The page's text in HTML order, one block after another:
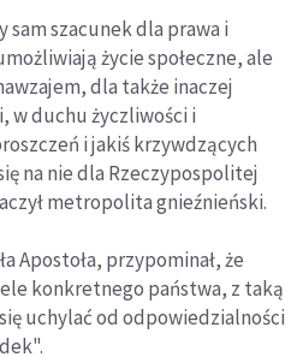
sam szacunek dla prawa i
życie społeczne, ale
dla także inaczej
w duchu życzliwości i
i jakiś krzywdzących
na nie dla Rzeczypospolitej
metropolita gnieźnieński.
Apostoła, przypominał, że
konkretnego państwa, z taką
uchylać od odpowiedzialności